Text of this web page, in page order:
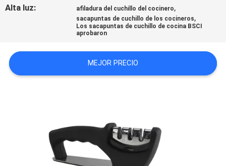
CASOS
DE
Alta luz: afiladura del cuchillo del cocinero,
sacapuntas de cuchillo de los cocineros,
Los sacapuntas de cuchillo de cocina BSCI
aprobaron
MEJOR PRECIO